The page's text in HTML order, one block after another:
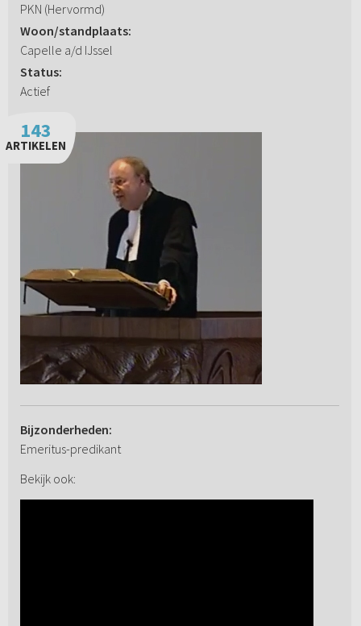
PKN (Hervormd)
Woon/standplaats:
Capelle a/d IJssel
Status:
Actief
143
ARTIKELEN
Bijzonderheden:
Emeritus-predikant
Bekijk ook: